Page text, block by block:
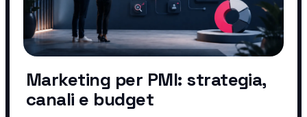
Marketing per PMI: strategia,
canali e budget